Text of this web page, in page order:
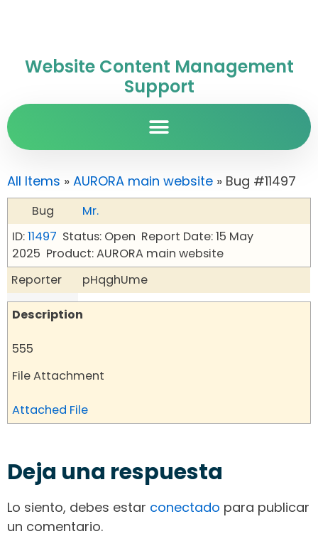
Website Content Management
Support
All Items » AURORA main website » Bug #11497
Bug
Mr.
ID:11497 Status: Open Report Date: 15 May
2025 Product: AURORA main website
Reporter
pHqghUme
Description
555
File Attachment
Attached File
Deja una respuesta
Lo siento, debes estar conectado para publicar
un comentario.